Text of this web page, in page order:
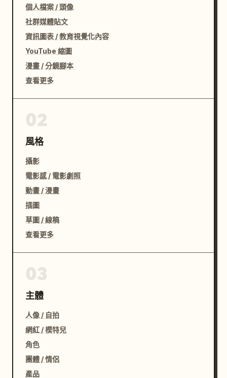
個人檔案 / 頭像
社群媒體貼文
資訊圖表 / 教育視覺化內容
YouTube 縮圖
漫畫 / 分鏡腳本
查看更多
風格
攝影
電影感 / 電影劇照
動畫 / 漫畫
插圖
草圖 / 線稿
查看更多
主體
人像 / 自拍
網紅 / 模特兒
角色
團體 / 情侶
產品